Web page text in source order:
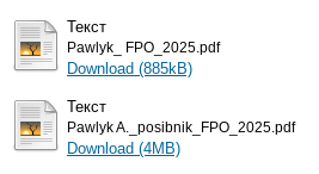
Текст
Pawlyk_ FPO_2025.pdf
Download (885kB)
Текст
Pawlyk A._posibnik_FPO_2025.pdf
Download (4MB)